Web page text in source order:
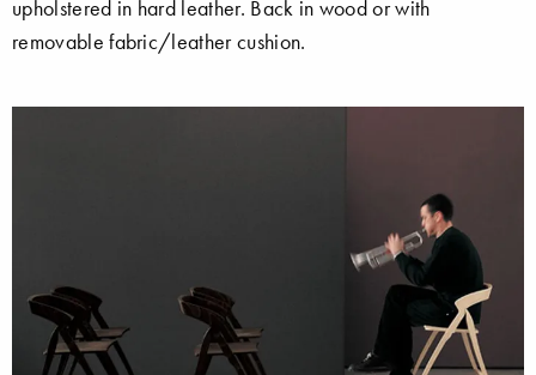
upholstered in hard leather. Back in wood or with
removable fabric/leather cushion.